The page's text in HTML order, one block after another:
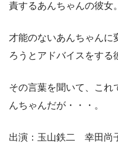
責するあんちゃんの彼女。
才能のないあんちゃんに
ろうとアドバイスをする
その言葉を聞いて、これ
んちゃんだが・・・。
出演：玉山鉄二 幸田